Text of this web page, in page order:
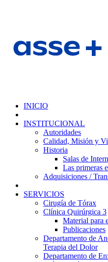
INICIO
INSTITUCIONAL
Autoridades
Calidad, Misión y
Historia
Salas de
Las primeras
Adquisiciones /
SERVICIOS
Cirugía de Tórax
Clínica Quirúrgica 3
Material para
Publicaciones
Departamento de
Terapia del Dolor
Departamento de